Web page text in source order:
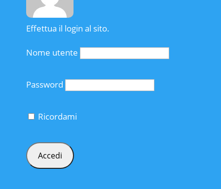
Effettua il login al sito.
Nome utente
Password
Ricordami